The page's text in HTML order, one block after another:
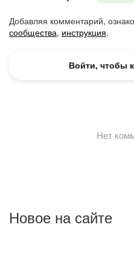
Новое на сайте